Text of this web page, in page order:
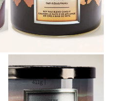
NEW
Bounty Hunter
מחיר
מוצר
129.90 ₪
411g